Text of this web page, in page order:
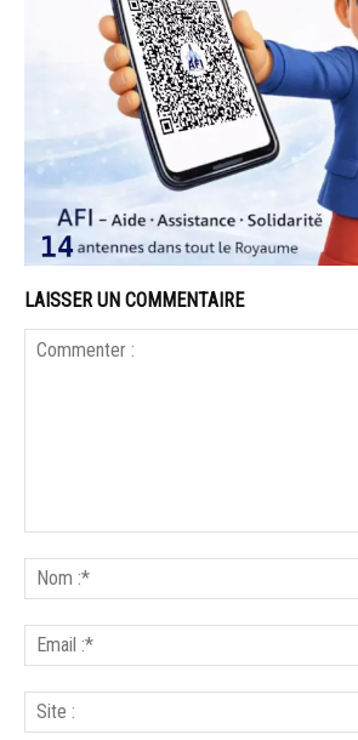
LAISSER UN COMMENTAIRE